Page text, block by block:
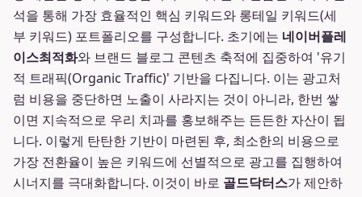
석을 통해 가장 효율적인 핵심 키워드와 롱테일 키워드(세
부 키워드) 포트폴리오를 구성합니다. 초기에는 네이버플레
이스최적화와 브랜드 블로그 콘텐츠 축적에 집중하여 '유기
적 트래픽(Organic Traffic)' 기반을 다집니다. 이는 광고처
럼 비용을 중단하면 노출이 사라지는 것이 아니라, 한번 쌓
이면 지속적으로 우리 치과를 홍보해주는 든든한 자산이 됩
니다. 이렇게 탄탄한 기반이 마련된 후, 최소한의 비용으로
가장 전환율이 높은 키워드에 선별적으로 광고를 집행하여
시너지를 극대화합니다. 이것이 바로 골드닥터스가 제안하